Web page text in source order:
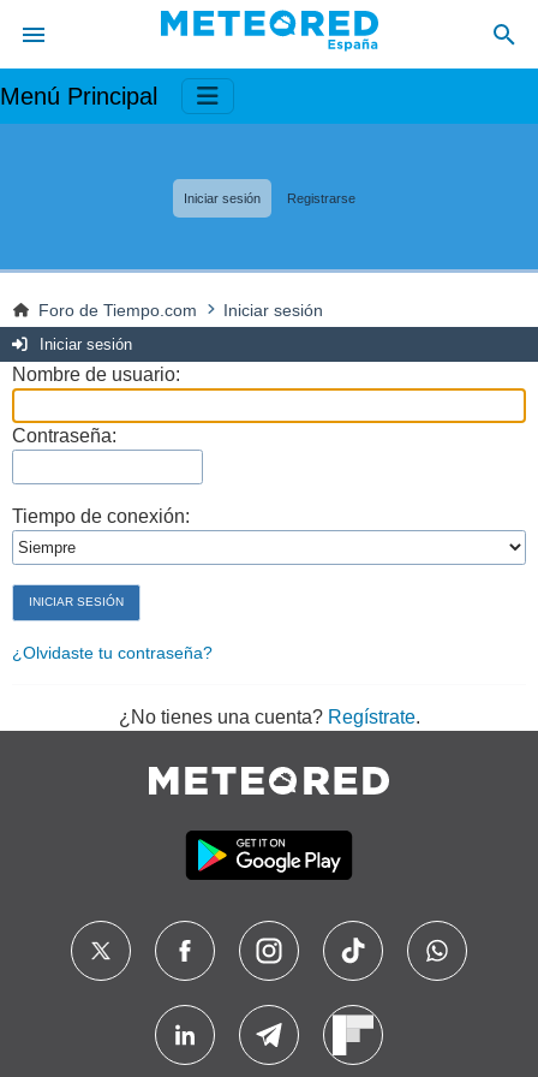
Menú Principal
Iniciar sesión Registrarse
Foro de Tiempo.com Iniciar sesión
Iniciar sesión
Nombre de usuario:
Contraseña:
Tiempo de conexión:
¿Olvidaste tu contraseña?
¿No tienes una cuenta? Regístrate.